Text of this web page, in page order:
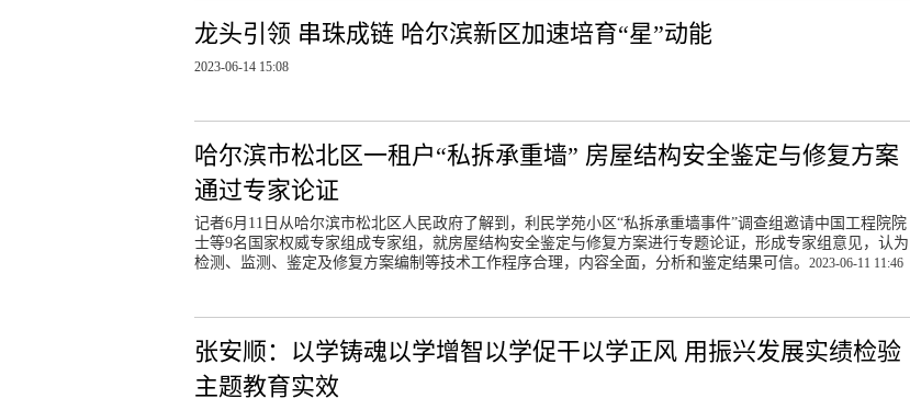
龙头引领 串珠成链 哈尔滨新区加速培育“星”动能
2023-06-14 15:08
哈尔滨市松北区一租户“私拆承重墙” 房屋结构安全鉴定与修复方案
通过专家论证
记者6月11日从哈尔滨市松北区人民政府了解到，利民学苑小区“私拆承重墙事件”调查组邀请中国工程院院
士等9名国家权威专家组成专家组，就房屋结构安全鉴定与修复方案进行专题论证，形成专家组意见，认为
检测、监测、鉴定及修复方案编制等技术工作程序合理，内容全面，分析和鉴定结果可信。 2023-06-11 11:46
张安顺：以学铸魂以学增智以学促干以学正风 用振兴发展实绩检验
主题教育实效